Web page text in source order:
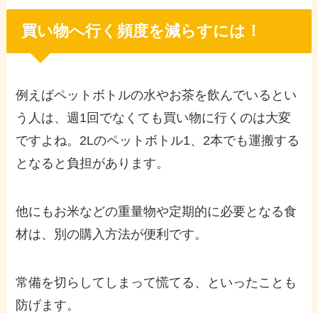
買い物へ行く頻度を減らすには！
例えばペットボトルの水やお茶を飲んでいるとい
う人は、週1回でなくても買い物に行くのは大変
ですよね。2Lのペットボトル1、2本でも運搬する
となると負担があります。
他にもお米などの重量物や定期的に必要となる食
材は、別の購入方法が便利です。
常備を切らしてしまって慌てる、といったことも
防げます。